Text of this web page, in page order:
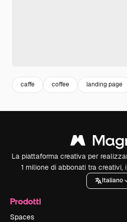
caffe coffee landing page
La piattaforma creativa per
1 milione di abbonati tra creativi,
Italiano
Prodotti
Spaces